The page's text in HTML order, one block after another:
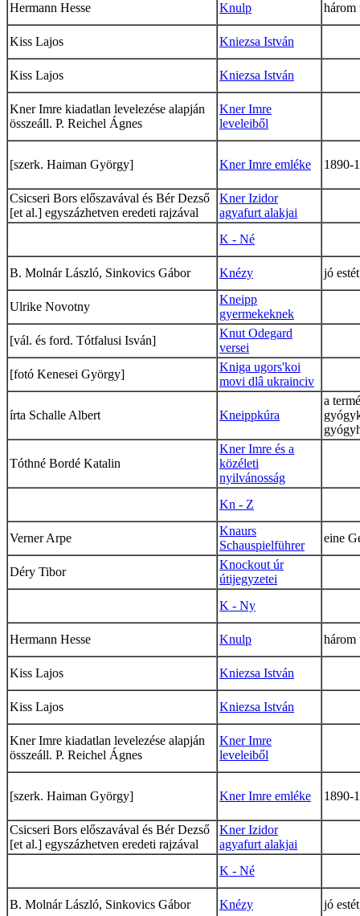
Hermann Hesse Knulp három
Kiss Lajos Kniezsa István
Kiss Lajos Kniezsa István
Kner Imre kiadatlan levelezése alapján
összeáll. P. Reichel Ágnes
Kner Imre
leveleiből
[szerk. Haiman György] Kner Imre emléke 1890-
Csicseri Bors előszavával és Bér Dezső
[et al.] egyszázhetven eredeti rajzával
Kner Izidor
agyafurt alakjai
K - Né
B. Molnár László, Sinkovics Gábor Knézy jó
Ulrike Novotny
Kneipp
gyermekeknek
[vál. és ford. Tótfalusi Isván]
Knut Odegard
versei
[fotó Kenesei György]
Kniga ugors'koi
movi dlâ ukrainciv
írta Schalle Albert Kneippkúra
a
Tóthné Bordé Katalin
Kner Imre és a
közéleti
nyilvánosság
Kn - Z
Verner Arpe
Knaurs
Schauspielführer
eine
Déry Tibor
Knockout úr
útijegyzetei
K - Ny
Hermann Hesse Knulp három
Kiss Lajos Kniezsa István
Kiss Lajos Kniezsa István
Kner Imre kiadatlan levelezése alapján
összeáll. P. Reichel Ágnes
Kner Imre
leveleiből
[szerk. Haiman György] Kner Imre emléke 1890-
Csicseri Bors előszavával és Bér Dezső
[et al.] egyszázhetven eredeti rajzával
Kner Izidor
agyafurt alakjai
K - Né
B. Molnár László, Sinkovics Gábor Knézy jó